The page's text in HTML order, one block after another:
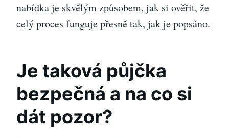
nabídka je skvělým způsobem, jak si ověřit, že
celý proces funguje přesně tak, jak je popsáno.
Je taková půjčka
bezpečná a na co si
dát pozor?